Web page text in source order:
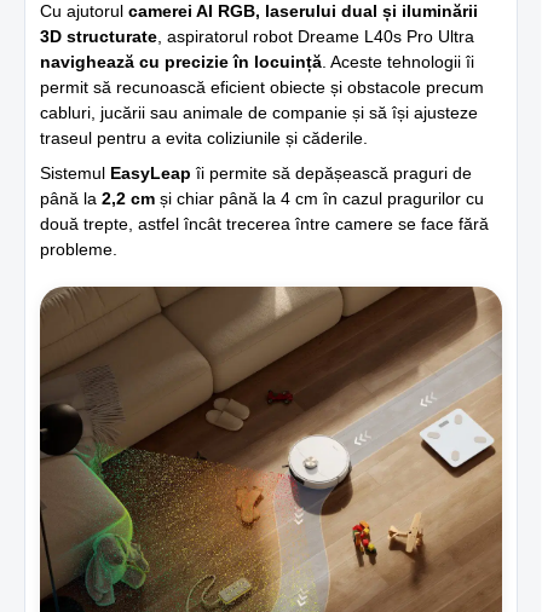
Cu ajutorul camerei AI RGB, laserului dual și iluminării
3D structurate , aspiratorul robot Dreame L40s Pro Ultra
navighează cu precizie în locuință . Aceste tehnologii îi
permit să recunoască eficient obiecte și obstacole precum
cabluri, jucării sau animale de companie și să își ajusteze
traseul pentru a evita coliziunile și căderile.
Sistemul EasyLeap îi permite să depășească praguri de
până la 2,2 cm și chiar până la 4 cm în cazul pragurilor cu
două trepte, astfel încât trecerea între camere se face fără
probleme.